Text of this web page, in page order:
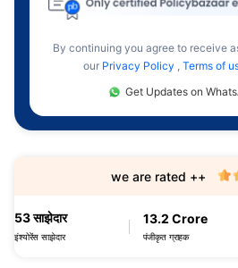
By continuing you agree to receive
our Privacy Policy , Terms of
Get Updates on
53 साझेदार
इंश्योरेंस साझेदार
13.2 Crore
पंजीकृत ग्राहक
we are rated ++